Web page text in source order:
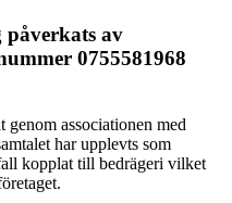
påverkats av
0755581968
genom associationen med
har upplevts som
kopplat till bedrägeri vilket